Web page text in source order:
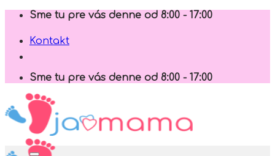
Skip
content
Sme tu pre vás denne od 8:00 - 17:00
Kontakt
Sme tu pre vás denne od 8:00 - 17:00